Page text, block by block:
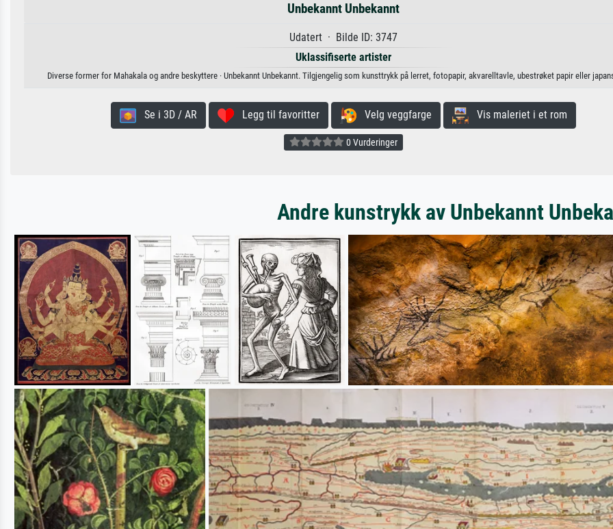
Unbekannt Unbekannt
Udatert · Bilde ID: 3747
Uklassifiserte artister
Diverse former for Mahakala og andre beskyttere · Unbekannt Unbekannt. Tilgjengelig som kunsttrykk på lerret, fotopapir, akvarelltavle, ubestrøket papir eller
Se i 3D / AR Legg til favoritter Velg veggfarge Vis maleriet i et rom
0 Vurderinger
Andre kunstrykk av Unbekannt